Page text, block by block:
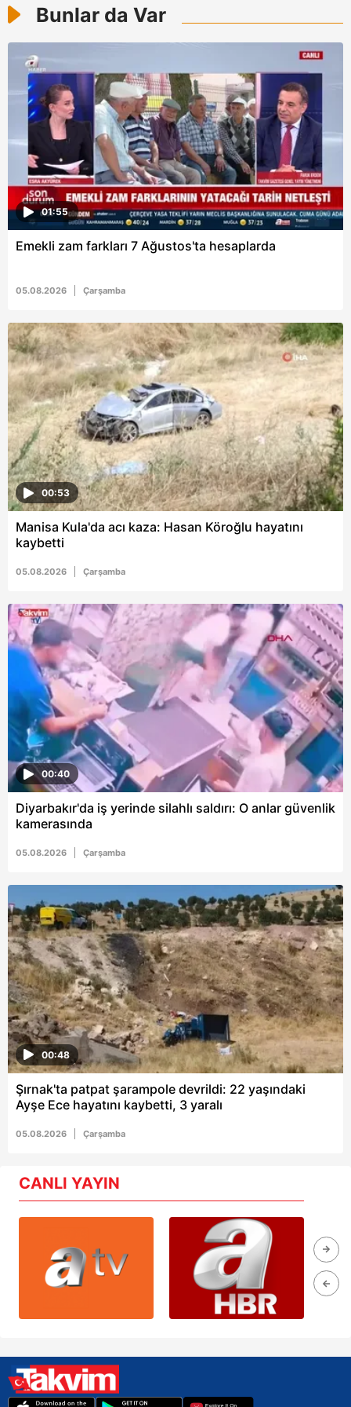
reklam/pazarlama faaliyetlerinin yapılması, amaçlarıyla
Çerezlere ilişkin tercihlerinizi aşağıda yer alan panel
vasıtasıyla belirleyebilirsiniz. Çerezlere ilişkin detaylı bilgi
için Ayarlar butonuna tıklayabilir,Çerez Bilgilendirme
Metnimizi ziyaret edebilirsiniz.
6698 sayılı Kişisel Verilerin Korunması Kanunu uyarınca
hazırlanmış Aydınlatma Metnimizi okumak ve sitemizde
ilgili mevzuata uygun olarak kullanılan çerezlerle ilgili bilgi
almak için lütfentıklayınız.
Bunlar da Var
01:55
Emekli zam farkları 7 Ağustos'ta hesaplarda
05.08.2026 Çarşamba
00:53
Manisa Kula'da acı kaza: Hasan Köroğlu hayatını
kaybetti
05.08.2026 Çarşamba
00:40
Diyarbakır'da iş yerinde silahlı saldırı: O anlar güvenlik
kamerasında
05.08.2026 Çarşamba
00:48
Şırnak'ta patpat şarampole devrildi: 22 yaşındaki
Ayşe Ece hayatını kaybetti, 3 yaralı
05.08.2026 Çarşamba
CANLI YAYIN